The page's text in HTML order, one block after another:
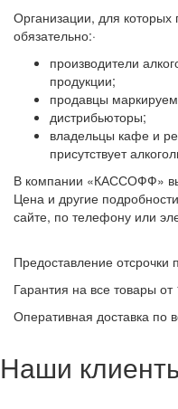
Организации, для
обязательно:·
производители
продукции;
продавцы
дистрибьюторы;
владельцы кафе и
присутствует
В компании «КАССОФФ»
Цена и другие
сайте, по телефону или
Предоставление отсрочки
Гарантия на все товары от
Оперативная доставка по
Наши